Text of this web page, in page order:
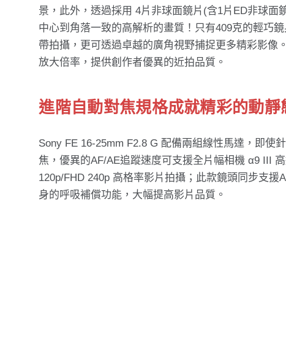
景，此外，透過採用 4片非球面鏡片(含1片ED非球
中心到角落一致的高解析的畫質！只有409克的輕巧
帶拍攝，更可透過卓越的廣角視野捕捉更多精彩影像
放大倍率，提供創作者優異的近拍品質。
進階自動對焦規格成就精彩的動靜
Sony FE 16-25mm F2.8 G 配備兩組線性馬達，即使
焦，優異的AF/AE追蹤速度可支援全片幅相機 α9 III
120p/FHD 240p 高格率影片拍攝；此款鏡頭同步支
身的呼吸補償功能，大幅提高影片品質。